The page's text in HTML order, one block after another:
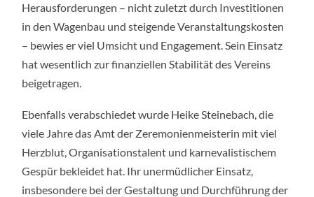
Herausforderungen – nicht zuletzt durch Investitionen
in den Wagenbau und steigende Veranstaltungskosten
– bewies er viel Umsicht und Engagement. Sein Einsatz
hat wesentlich zur finanziellen Stabilität des Vereins
beigetragen.
Ebenfalls verabschiedet wurde Heike Steinebach, die
viele Jahre das Amt der Zeremonienmeisterin mit viel
Herzblut, Organisationstalent und karnevalistischem
Gespür bekleidet hat. Ihr unermüdlicher Einsatz,
insbesondere bei der Gestaltung und Durchführung der